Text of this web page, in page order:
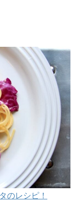
のレシピ！